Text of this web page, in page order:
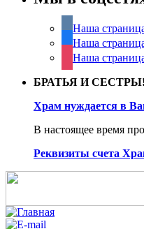
Наша
Наша
Наша
БРАТЬЯ И СЕСТРЫ!
Храм нуждается в
В настоящее время
Реквизиты счета